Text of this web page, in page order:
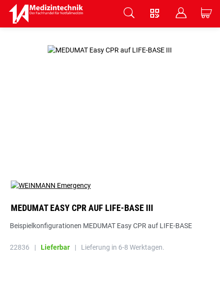
V B C
MEDUMAT EASY CPR AUF LIFE-BASE III
Beispielkonfigurationen MEDUMAT Easy CPR auf LIFE-BASE
22836 | Lieferbar | Lieferung in 6-8 Werktagen.